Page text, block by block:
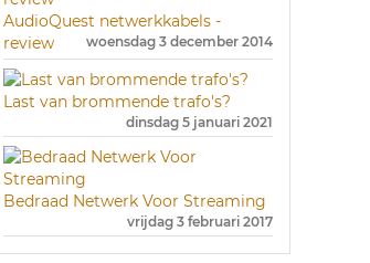
AudioQuest netwerkkabels -
review
woensdag 3 december 2014
Last van brommende trafo's?
dinsdag 5 januari 2021
Bedraad Netwerk Voor Streaming
vrijdag 3 februari 2017